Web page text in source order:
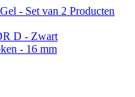
- Set van 2 Producten
D - Zwart
- 16 mm